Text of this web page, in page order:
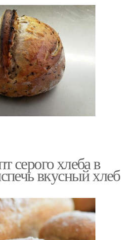
серого хлеба в
вкусный хлеб